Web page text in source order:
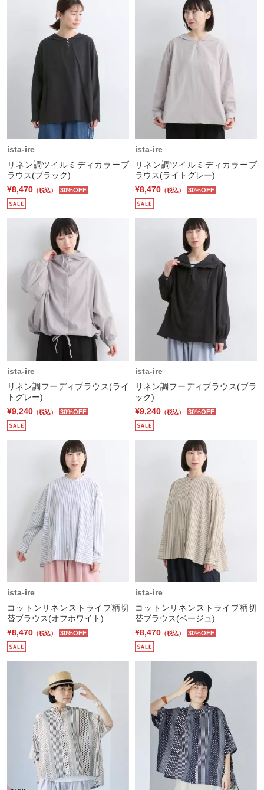
ista-ire
リネン調ツイルミディカラーブ
ラウス(ブラック)
¥8,470 （税込） 30%OFF
ista-ire
リネン調ツイルミディカラーブ
ラウス(ライトグレー)
¥8,470 （税込） 30%OFF
ista-ire
リネン調フーディブラウス(ライ
トグレー)
¥9,240 （税込） 30%OFF
ista-ire
リネン調フーディブラウス(ブラ
ック)
¥9,240 （税込） 30%OFF
ista-ire
コットンリネンストライプ柄切
替ブラウス(オフホワイト)
¥8,470 （税込） 30%OFF
ista-ire
コットンリネンストライプ柄切
替ブラウス(ベージュ)
¥8,470 （税込） 30%OFF